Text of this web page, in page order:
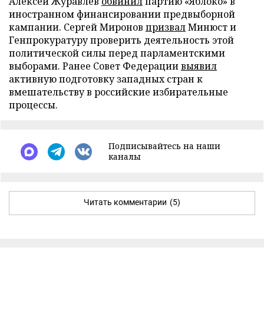
иностранном финансировании предвыборной
кампании. Сергей Миронов призвалМинюст и
Генпрокуратуру проверить деятельность этой
политической силы перед парламентскими
выборами. Ранее Совет Федерациивыявил
активную подготовку западных стран к
вмешательству в российские избирательные
процессы.
Подписывайтесь на наши
каналы
Читать комментарии (5)